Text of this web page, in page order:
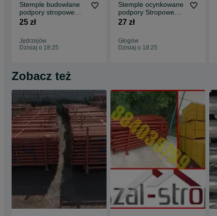
Stemple budowlane
podpory stropowe
Głowice korony
PODPORY
STROPOWE Szalunki
25 zł
Jędrzejów
Dzisiaj o 18:25
Stemple ocynkowane
podpory Stropowe
Dźwigary H20
27 zł
Głogów
Dzisiaj o 18:25
Zobacz też